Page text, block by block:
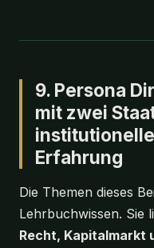
9. Persona
mit zwei
Erfahrung
Die Themen dieses
Lehrbuchwissen. Sie
Recht, Kapitalmarkt